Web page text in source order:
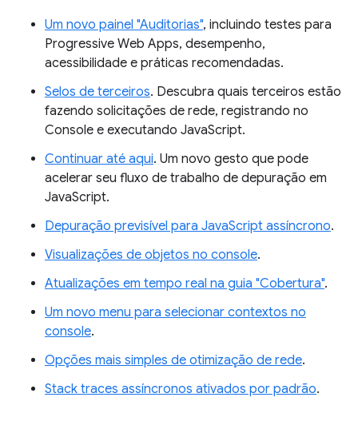
Um novo painel "Auditorias", incluindo testes para
Progressive Web Apps, desempenho,
acessibilidade e práticas recomendadas.
Selos de terceiros. Descubra quais terceiros estão
fazendo solicitações de rede, registrando no
Console e executando JavaScript.
Continuar até aqui. Um novo gesto que pode
acelerar seu fluxo de trabalho de depuração em
JavaScript.
Depuração previsível para JavaScript assíncrono.
Visualizações de objetos no console.
Atualizações em tempo real na guia "Cobertura".
Um novo menu para selecionar contextos no
console.
Opções mais simples de otimização de rede.
Stack traces assíncronos ativados por padrão.